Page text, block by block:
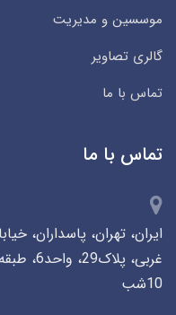
موسسین و مدیریت
گالری تصاویر
تماس با ما
تماس با ما
ایران، تهران، پاسداران،
10شب